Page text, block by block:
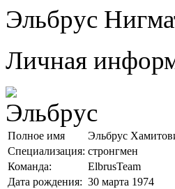
Эльбрус
Личная
Полное имя
Эльбрус
Специализация: стронгмен
Команда:
ElbrusTeam
Дата рождения: 30 марта 1974